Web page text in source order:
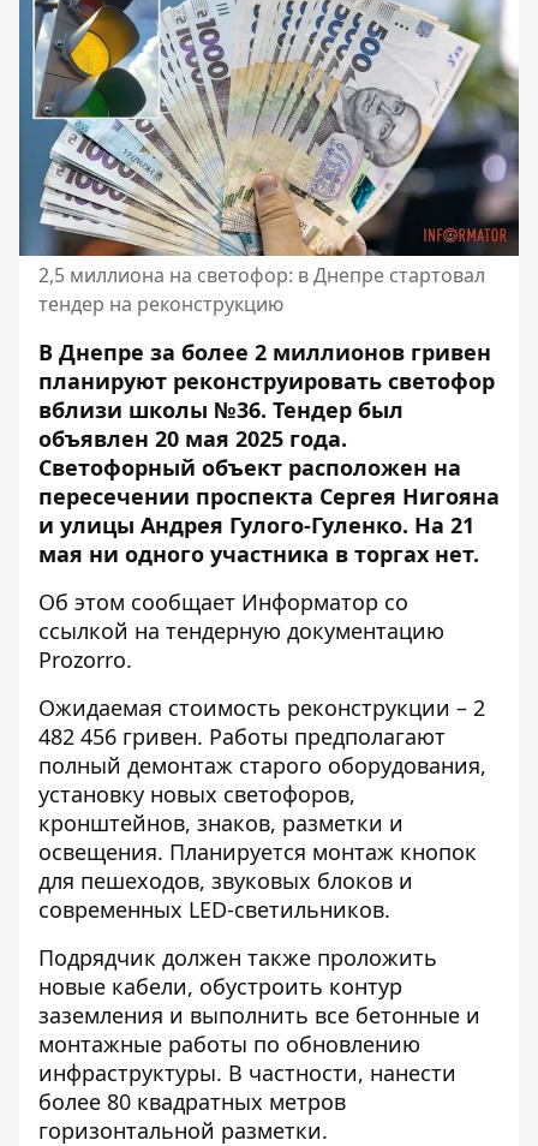
2,5 миллиона на светофор: в Днепре стартовал
тендер на реконструкцию
В Днепре за более 2 миллионов гривен
планируют реконструировать светофор
вблизи школы №36. Тендер был
объявлен 20 мая 2025 года.
Светофорный объект расположен на
пересечении проспекта Сергея Нигояна
и улицы Андрея Гулого-Гуленко. На 21
мая ни одного участника в торгах нет.
Об этом сообщает Информатор со
ссылкой на тендерную документацию
Prozorro.
Ожидаемая стоимость реконструкции – 2
482 456 гривен. Работы предполагают
полный демонтаж старого оборудования,
установку новых светофоров,
кронштейнов, знаков, разметки и
освещения. Планируется монтаж кнопок
для пешеходов, звуковых блоков и
современных LED-светильников.
Подрядчик должен также проложить
новые кабели, обустроить контур
заземления и выполнить все бетонные и
монтажные работы по обновлению
инфраструктуры. В частности, нанести
более 80 квадратных метров
горизонтальной разметки.